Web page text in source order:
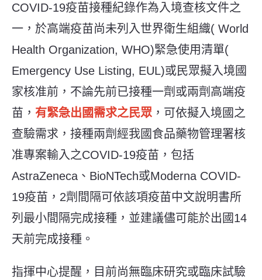
COVID-19疫苗接種紀錄作為入境查核文件之
一，於高端疫苗尚未列入世界衛生組織( World
Health Organization, WHO)緊急使用清單(
Emergency Use Listing, EUL)或民眾擬入境國
家核准前，不論先前已接種一劑或兩劑高端疫
苗， 有緊急出國需求之民眾 ，可依擬入境國之
查驗需求，接種兩劑經我國食品藥物管理署核
准專案輸入之COVID-19疫苗，包括
AstraZeneca、BioNTech或Moderna COVID-
19疫苗，2劑間隔可依該項疫苗中文說明書所
列最小間隔完成接種，並建議儘可能於出國14
天前完成接種。
指揮中心提醒，目前尚無臨床研究或臨床試驗